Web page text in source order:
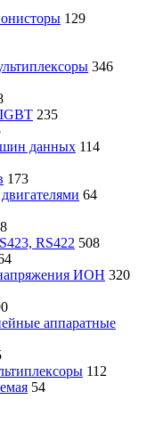
129
346
235
шин данных 114
173
64
RS422 508
ИОН 320
аппаратные
112
54